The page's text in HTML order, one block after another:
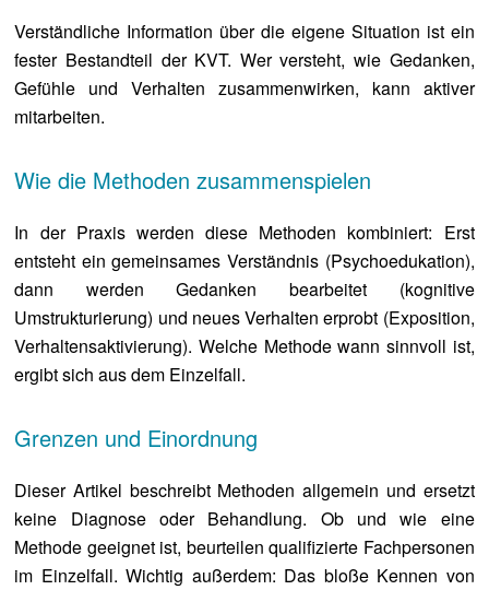
Verständliche Information über die eigene Situation ist ein
fester Bestandteil der KVT. Wer versteht, wie Gedanken,
Gefühle und Verhalten zusammenwirken, kann aktiver
mitarbeiten.
Wie die Methoden zusammenspielen
In der Praxis werden diese Methoden kombiniert: Erst
entsteht ein gemeinsames Verständnis (Psychoedukation),
dann werden Gedanken bearbeitet (kognitive
Umstrukturierung) und neues Verhalten erprobt (Exposition,
Verhaltensaktivierung). Welche Methode wann sinnvoll ist,
ergibt sich aus dem Einzelfall.
Grenzen und Einordnung
Dieser Artikel beschreibt Methoden allgemein und ersetzt
keine Diagnose oder Behandlung. Ob und wie eine
Methode geeignet ist, beurteilen qualifizierte Fachpersonen
im Einzelfall. Wichtig außerdem: Das bloße Kennen von